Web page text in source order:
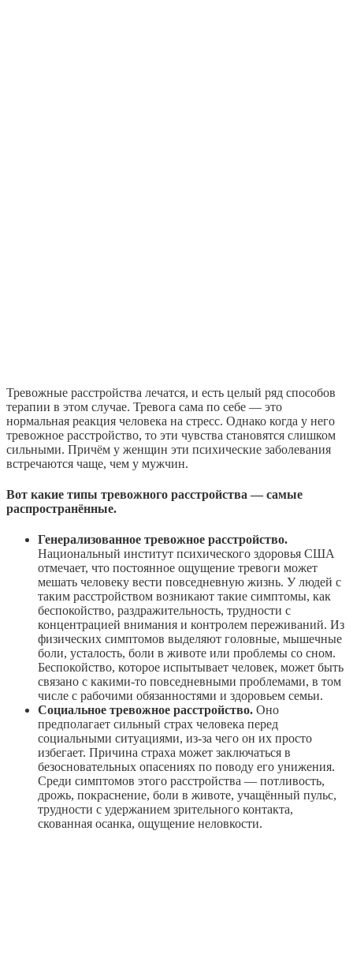
Тревожные расстройства лечатся, и есть целый ряд способов
терапии в этом случае. Тревога сама по себе — это
нормальная реакция человека на стресс. Однако когда у него
тревожное расстройство, то эти чувства становятся слишком
сильными. Причём у женщин эти психические заболевания
встречаются чаще, чем у мужчин.
Вот какие типы тревожного расстройства — самые
распространённые.
Генерализованное тревожное расстройство.
Национальный институт психического здоровья США
отмечает, что постоянное ощущение тревоги может
мешать человеку вести повседневную жизнь. У людей с
таким расстройством возникают такие симптомы, как
беспокойство, раздражительность, трудности с
концентрацией внимания и контролем переживаний. Из
физических симптомов выделяют головные, мышечные
боли, усталость, боли в животе или проблемы со сном.
Беспокойство, которое испытывает человек, может быть
связано с какими-то повседневными проблемами, в том
числе с рабочими обязанностями и здоровьем семьи.
Социальное тревожное расстройство. Оно
предполагает сильный страх человека перед
социальными ситуациями, из-за чего он их просто
избегает. Причина страха может заключаться в
безосновательных опасениях по поводу его унижения.
Среди симптомов этого расстройства — потливость,
дрожь, покраснение, боли в животе, учащённый пульс,
трудности с удержанием зрительного контакта,
скованная осанка, ощущение неловкости.